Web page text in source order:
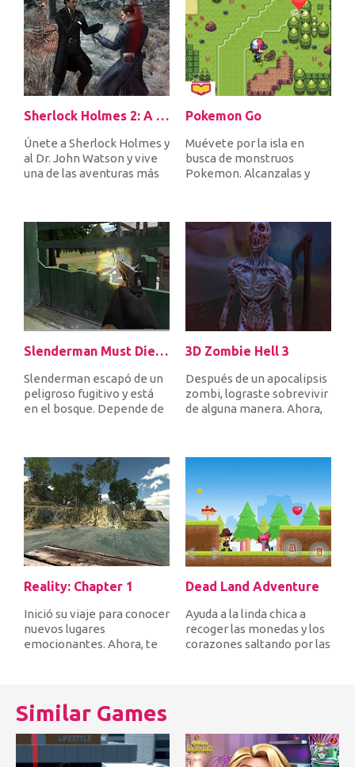
Sherlock Holmes 2: A Game of Shadows Checkmate
Únete a Sherlock Holmes y
al Dr. John Watson y vive
una de las aventuras más
Pokemon Go
Muévete por la isla en
busca de monstruos
Pokemon. Alcanzalas y
Slenderman Must Die In The Forest
Slenderman escapó de un
peligroso fugitivo y está
en el bosque. Depende de
3D Zombie Hell 3
Después de un apocalipsis
zombi, lograste sobrevivir
de alguna manera. Ahora,
Reality: Chapter 1
Inició su viaje para conocer
nuevos lugares
emocionantes. Ahora, te
Dead Land Adventure
Ayuda a la linda chica a
recoger las monedas y los
corazones saltando por las
Similar Games